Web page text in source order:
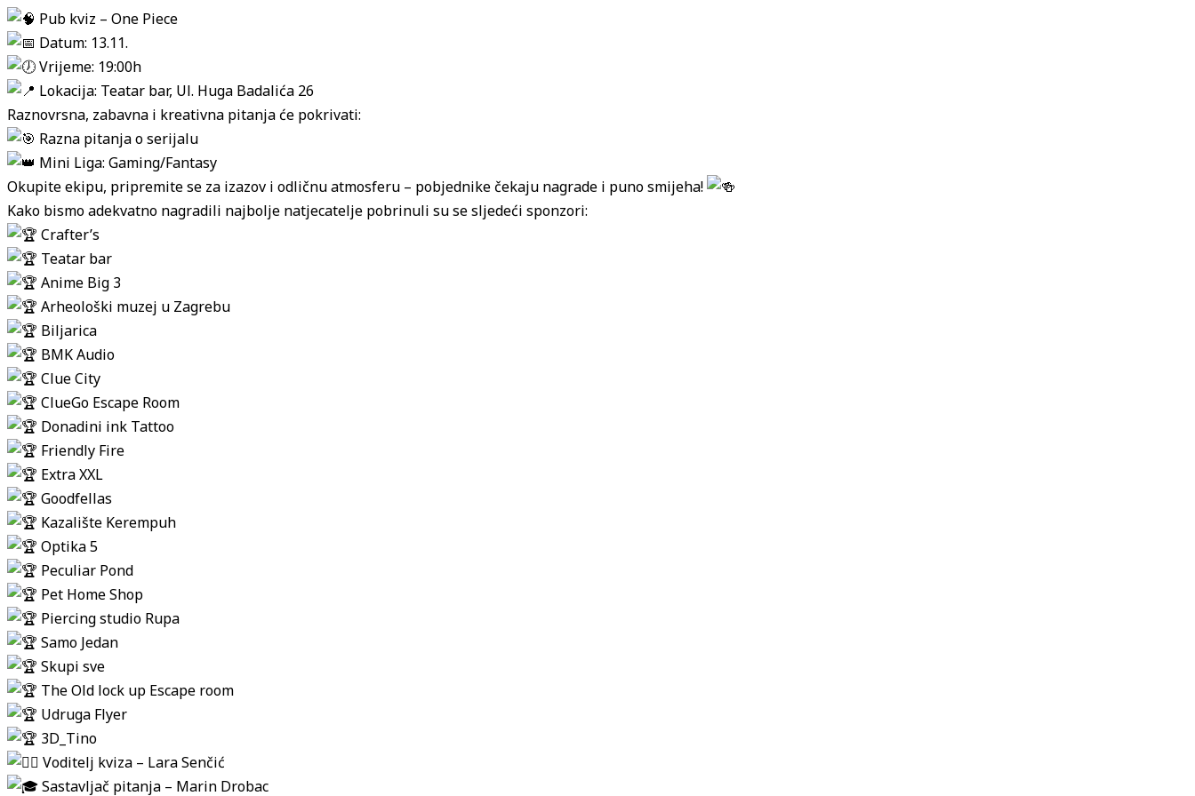
Pub kviz – One Piece
Datum: 13.11.
Vrijeme: 19:00h
Lokacija: Teatar bar, Ul. Huga Badalića 26
Raznovrsna, zabavna i kreativna pitanja će pokrivati:
Razna pitanja o serijalu
Mini Liga: Gaming/Fantasy
Okupite ekipu, pripremite se za izazov i odličnu atmosferu – pobjednike čekaju nagrade i puno smijeha!
Kako bismo adekvatno nagradili najbolje natjecatelje pobrinuli su se sljedeći sponzori:
Crafter’s
Teatar bar
Anime Big 3
Arheološki muzej u Zagrebu
Biljarica
BMK Audio
Clue City
ClueGo Escape Room
Donadini ink Tattoo
Friendly Fire
Extra XXL
Goodfellas
Kazalište Kerempuh
Optika 5
Peculiar Pond
Pet Home Shop
Piercing studio Rupa
Samo Jedan
Skupi sve
The Old lock up Escape room
Udruga Flyer
3D_Tino
Voditelj kviza – Lara Senčić
Sastavljač pitanja – Marin Drobac